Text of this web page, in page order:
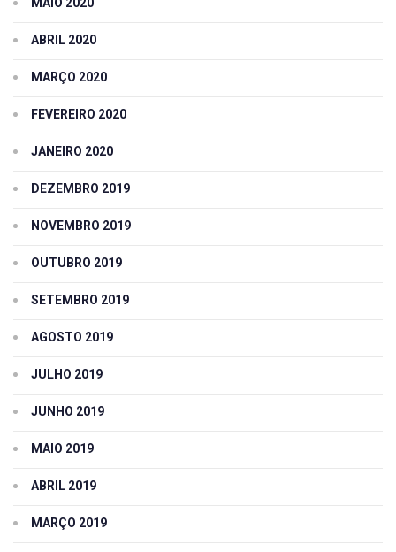
MAIO 2020
ABRIL 2020
MARÇO 2020
FEVEREIRO 2020
JANEIRO 2020
DEZEMBRO 2019
NOVEMBRO 2019
OUTUBRO 2019
SETEMBRO 2019
AGOSTO 2019
JULHO 2019
JUNHO 2019
MAIO 2019
ABRIL 2019
MARÇO 2019